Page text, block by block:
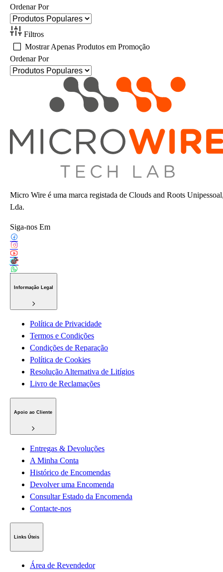
Ordenar Por
Filtros
Mostrar Apenas Produtos em Promoção
Ordenar Por
Micro Wire é uma marca registada de Clouds and Roots
Lda.
Siga-nos Em
Informação Legal
Política de Privacidade
Termos e Condições
Condições de Reparação
Política de Cookies
Resolução Alternativa de Litígios
Livro de Reclamações
Apoio ao Cliente
Entregas & Devoluções
A Minha Conta
Histórico de Encomendas
Devolver uma Encomenda
Consultar Estado da Encomenda
Contacte-nos
Links Úteis
Área de Revendedor